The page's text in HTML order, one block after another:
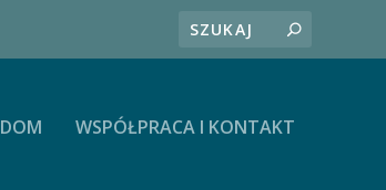
DOM WSPÓŁPRACA I KONTAKT